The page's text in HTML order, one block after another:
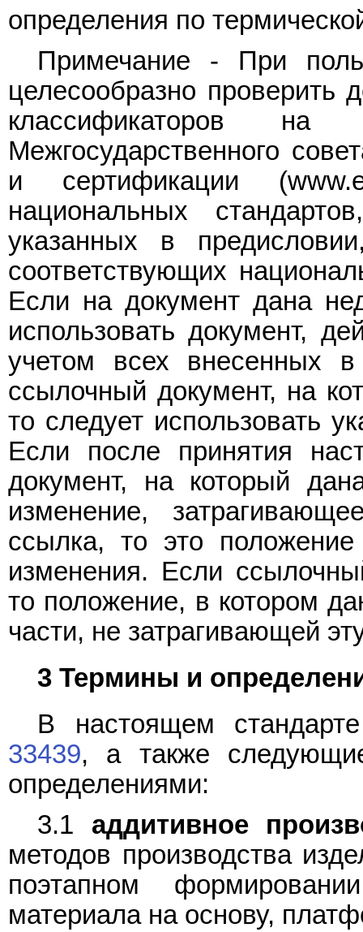
определения по
Примечание - При
целесообразно проверить
классификаторов на
Межгосударственного
и сертификации
национальных
указанных в
соответствующих
Если на документ дана
использовать документ,
учетом всех внесенных
ссылочный документ, на
то следует использовать
Если после принятия
документ, на который
изменение,
ссылка, то это
изменения. Если
то положение, в котором
части, не затрагивающей
3 Термины и
В настоящем
33439, а также
определениями:
3.1 аддитивное
методов производства
поэтапном
материала на основу,